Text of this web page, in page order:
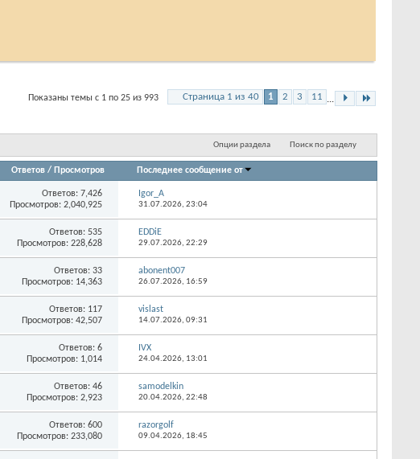
Страница 1 из 40 1 2 3 11 ...
Показаны темы с 1 по 25 из 993
Опции раздела Поиск по разделу
Ответов / Просмотров Последнее сообщение от
Ответов:7,426
Просмотров: 2,040,925
Igor_A
31.07.2026, 23:04
Ответов:535
Просмотров: 228,628
EDDiE
29.07.2026, 22:29
Ответов:33
Просмотров: 14,363
abonent007
26.07.2026, 16:59
Ответов: 117
Просмотров: 42,507
vislast
14.07.2026, 09:31
Ответов:6
Просмотров: 1,014
IVX
24.04.2026, 13:01
Ответов:46
Просмотров: 2,923
samodelkin
20.04.2026, 22:48
Ответов:600
Просмотров: 233,080
razorgolf
09.04.2026, 18:45